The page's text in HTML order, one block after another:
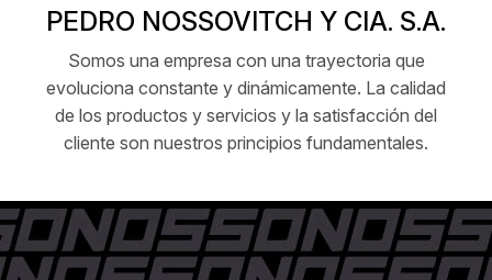
PEDRO NOSSOVITCH Y CIA. S.A.
Somos una empresa con una trayectoria que
evoluciona constante y dinámicamente. La calidad
de los productos y servicios y la satisfacción del
cliente son nuestros principios fundamentales.